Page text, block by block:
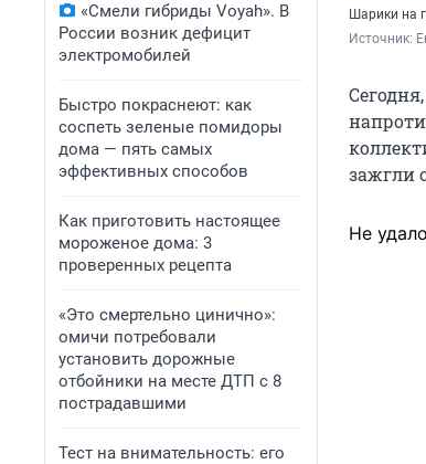
«Смели гибриды Voyah». В
России возник дефицит
электромобилей
Быстро покраснеют: как
соспеть зеленые помидоры
дома — пять самых
эффективных способов
Как приготовить настоящее
мороженое дома: 3
проверенных рецепта
«Это смертельно цинично»:
омичи потребовали
установить дорожные
отбойники на месте ДТП с 8
пострадавшими
Тест на внимательность: его
Шарики на
Источник:
зажгли
Не